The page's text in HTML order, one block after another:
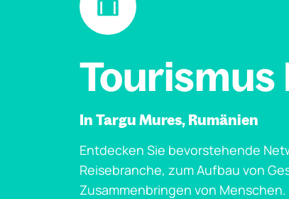
Tourismus
In Targu Mures, Rumänien
Entdecken Sie bevorstehende
Reisebranche, zum Aufbau von
Zusammenbringen von Menschen.